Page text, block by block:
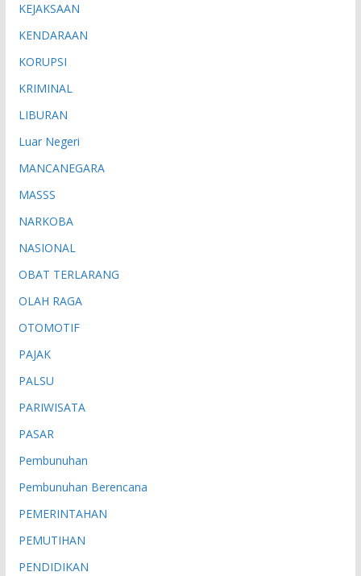
KEJAKSAAN
KENDARAAN
KORUPSI
KRIMINAL
LIBURAN
Luar Negeri
MANCANEGARA
MASSS
NARKOBA
NASIONAL
OBAT TERLARANG
OLAH RAGA
OTOMOTIF
PAJAK
PALSU
PARIWISATA
PASAR
Pembunuhan
Pembunuhan Berencana
PEMERINTAHAN
PEMUTIHAN
PENDIDIKAN